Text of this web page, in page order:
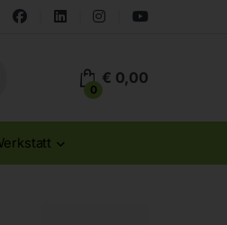
0
€ 0,00
geschlossen. Seine Funktionalität ist